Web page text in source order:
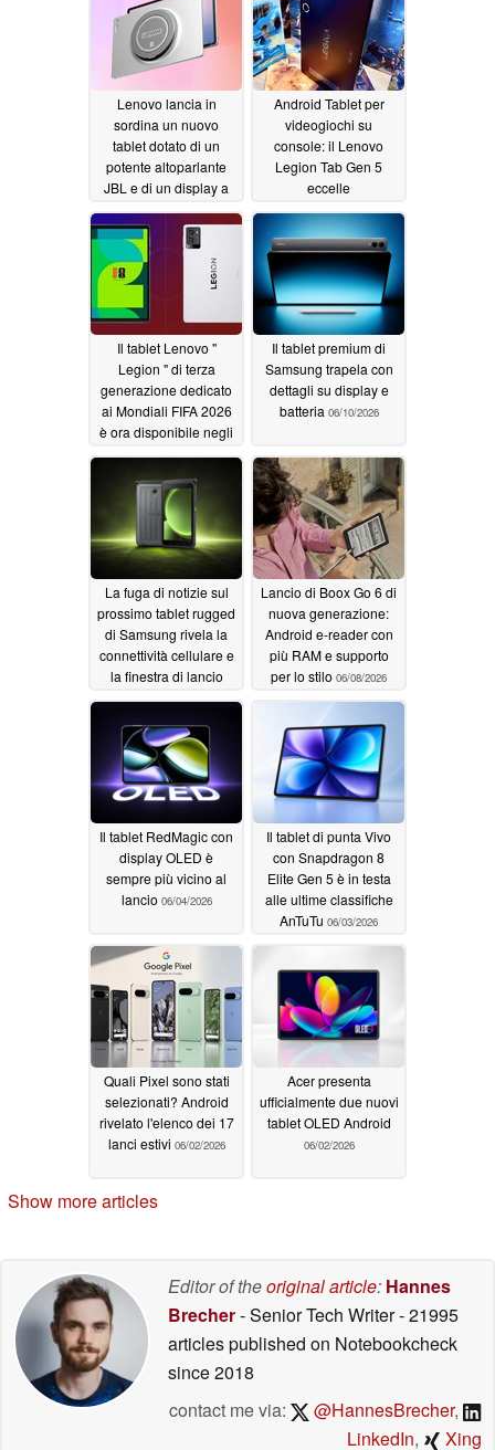
Lenovo lancia in
sordina un nuovo
tablet dotato di un
potente altoparlante
JBL e di un display a
06/16/2026
Android Tablet per
videogiochi su
console: il Lenovo
Legion Tab Gen 5
eccelle
giochi per console e
x8606/15/2026
Il tablet Lenovo "
Legion " di terza
generazione dedicato
ai Mondiali FIFA 2026
è ora disponibile negli
06/14/2026
Il tablet premium di
Samsung trapela con
dettagli su display e
batteria 06/10/2026
La fuga di notizie sul
prossimo tablet rugged
di Samsung rivela la
connettività cellulare e
la finestra di lancio
06/09/2026
Lancio di Boox Go 6 di
nuova generazione:
Android e-reader con
più RAM e supporto
per lo stilo 06/08/2026
Il tablet RedMagic con
display OLED è
sempre più vicino al
lancio 06/04/2026
Il tablet di punta Vivo
con Snapdragon 8
Elite Gen 5 è in testa
alle ultime classifiche
AnTuTu 06/03/2026
Quali Pixel sono stati
selezionati? Android
rivelato l'elenco dei 17
lanci estivi 06/02/2026
Acer presenta
ufficialmente due nuovi
tablet OLED Android
06/02/2026
Show more articles
Editor of theoriginal article: Hannes
Brecher- Senior Tech Writer- 21995
articles published on Notebookcheck
since 2018
contact me via:
@HannesBrecher,
LinkedIn, Xing